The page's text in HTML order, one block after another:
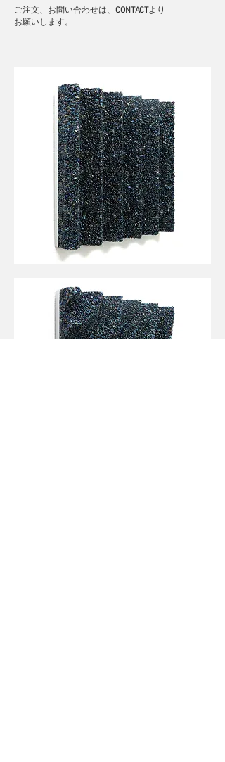
​ご注文、お問い合わせは、 CONTACTより
​お願いします。